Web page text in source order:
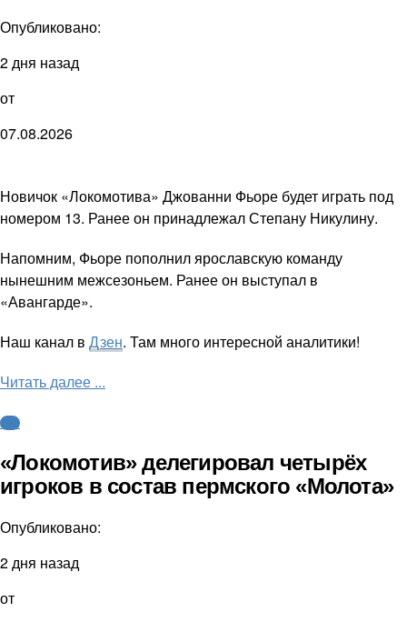
Опубликовано:
2 дня назад
от
07.08.2026
Новичок «Локомотива» Джованни Фьоре будет играть под
номером 13. Ранее он принадлежал Степану Никулину.
Напомним, Фьоре пополнил ярославскую команду
нынешним межсезоньем. Ранее он выступал в
«Авангарде».
Наш канал в Дзен. Там много интересной аналитики!
Читать далее ...
КХЛ
«Локомотив» делегировал четырёх
игроков в состав пермского «Молота»
Опубликовано:
2 дня назад
от